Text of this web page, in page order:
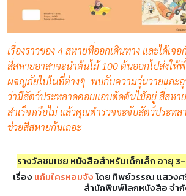
เรื่องราวของ 4 สหายที่ออกเดินทาง และได้เ
สี่สหายอาสาจะนำต้นไม้ 100 ต้นออกไปส่งให้
ผจญภัยไปในที่ต่างๆ พบกับความวุ่นวายและอุ
ว่ามีสัตว์ประหลาดคอยแอบตัดต้นไม้อยู่ สี่สหาย
สำเร็จหรือไม่ แล้วคุณตำรวจจะจับสัตว์ประหล
ช่วยสี่สหายกันเถอะ
รางวัลชมเชย หนังสือสำหรับเด็กเล็ก อายุ
เรื่อง แก้มใครหอมจังโดย ทิพย์วรรณ แสวง
สำนักพิมพ์โลกหนังสือ จำ